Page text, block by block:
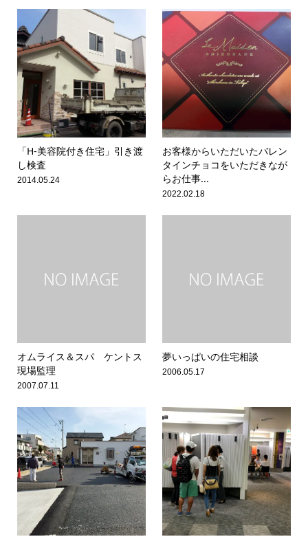
「H-美容院付き住宅」引き渡
し検査
2014.05.24
お客様からいただいたバレン
タインチョコをいただきなが
らお仕事...
2022.02.18
オムライス＆スパ ケントス
現場監理
2007.07.11
夢いっぱいの住宅相談
2006.05.17